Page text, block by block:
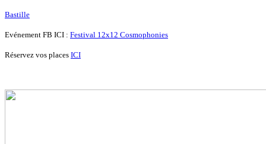
Bastille
Evénement FB ICI : Festival 12x12 Cosmophonies
Réservez vos places ICI